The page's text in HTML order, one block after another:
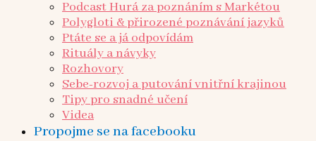
Podcast Hurá za poznáním s Markétou
Polygloti & přirozené poznávání jazyků
Ptáte se a já odpovídám
Rituály a návyky
Rozhovory
Sebe-rozvoj a putování vnitřní krajinou
Tipy pro snadné učení
Videa
Propojme se na facebooku